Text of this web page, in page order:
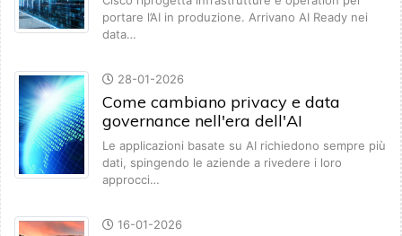
portare l’AI in produzione. Arrivano AI Ready nei
data…
28-01-2026
Come cambiano privacy e data
governance nell'era dell'AI
Le applicazioni basate su AI richiedono sempre più
dati, spingendo le aziende a rivedere i loro
approcci…
16-01-2026